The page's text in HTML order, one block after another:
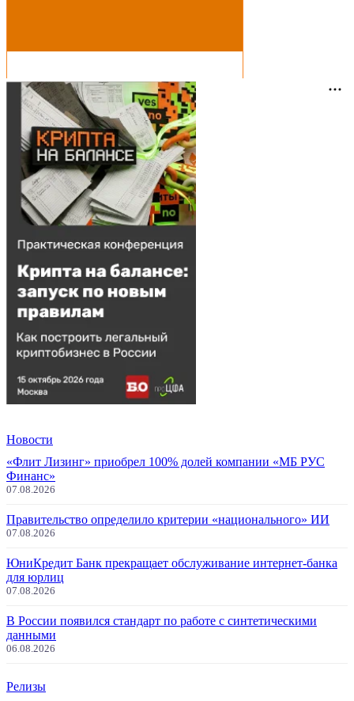
Новости
«Флит Лизинг» приобрел 100% долей компании «МБ РУС
Финанс»
07.08.2026
Правительство определило критерии «национального» ИИ
07.08.2026
ЮниКредит Банк прекращает обслуживание интернет-банка
для юрлиц
07.08.2026
В России появился стандарт по работе с синтетическими
данными
06.08.2026
Релизы